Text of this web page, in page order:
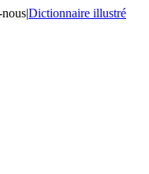
|Dictionnaire illustré